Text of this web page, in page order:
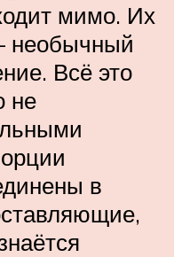
мимо. Их
необычный
Всё это
не
в